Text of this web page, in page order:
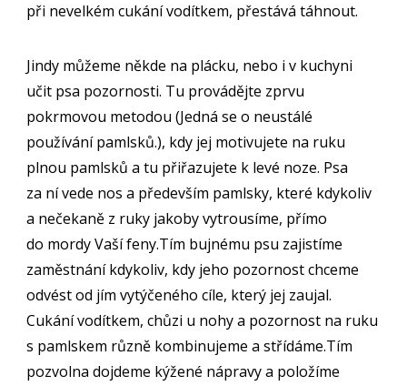
při nevelkém cukání vodítkem, přestává táhnout.
Jindy můžeme někde na plácku, nebo i v kuchyni
učit psa pozornosti. Tu provádějte zprvu
pokrmovou metodou (Jedná se o neustálé
používání pamlsků.), kdy jej motivujete na ruku
plnou pamlsků a tu přiřazujete k levé noze. Psa
za ní vede nos a především pamlsky, které kdykoliv
a nečekaně z ruky jakoby vytrousíme, přímo
do mordy Vaší feny.Tím bujnému psu zajistíme
zaměstnání kdykoliv, kdy jeho pozornost chceme
odvést od jím vytýčeného cíle, který jej zaujal.
Cukání vodítkem, chůzi u nohy a pozornost na ruku
s pamlskem různě kombinujeme a střídáme.Tím
pozvolna dojdeme kýžené nápravy a položíme